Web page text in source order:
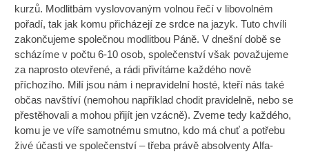
kurzů. Modlitbám vyslovovaným volnou řečí v libovolném
pořadí, tak jak komu přicházejí ze srdce na jazyk. Tuto chvíli
zakončujeme společnou modlitbou Páně. V dnešní době se
scházíme v počtu 6-10 osob, společenství však považujeme
za naprosto otevřené, a rádi přivítáme každého nově
příchozího. Milí jsou nám i nepravidelní hosté, kteří nás také
občas navštíví (nemohou například chodit pravidelně, nebo se
přestěhovali a mohou přijít jen vzácně). Zveme tedy každého,
komu je ve víře samotnému smutno, kdo má chuť a potřebu
živé účasti ve společenství – třeba právě absolventy Alfa-